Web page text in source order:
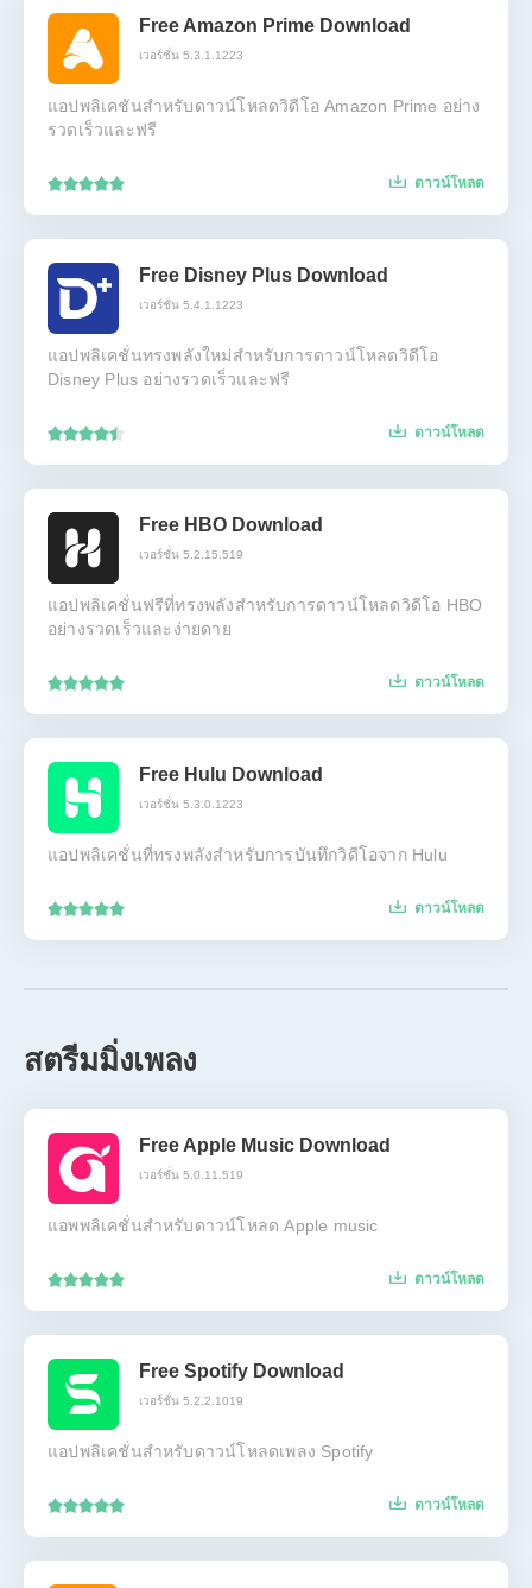
Free Amazon Prime Download
เวอร์ชั่น 5.3.1.1223
แอปพลิเคชันสำหรับดาวน์โหลดวิดีโอ Amazon Prime อย่าง
รวดเร็วและฟรี
ดาวน์โหลด
Free Disney Plus Download
เวอร์ชั่น 5.4.1.1223
แอปพลิเคชั่นทรงพลังใหม่สำหรับการดาวน์โหลดวิดีโอ
Disney Plus อย่างรวดเร็วและฟรี
ดาวน์โหลด
Free HBO Download
เวอร์ชั่น 5.2.15.519
แอปพลิเคชั่นฟรีที่ทรงพลังสำหรับการดาวน์โหลดวิดีโอ HBO
อย่างรวดเร็วและง่ายดาย
ดาวน์โหลด
Free Hulu Download
เวอร์ชั่น 5.3.0.1223
แอปพลิเคชั่นที่ทรงพลังสำหรับการบันทึกวิดีโอจาก Hulu
ดาวน์โหลด
สตรีมมิ่งเพลง
Free Apple Music Download
เวอร์ชั่น 5.0.11.519
แอพพลิเคชั่นสำหรับดาวน์โหลด Apple music
ดาวน์โหลด
Free Spotify Download
เวอร์ชั่น 5.2.2.1019
แอปพลิเคชั่นสำหรับดาวน์โหลดเพลง Spotify
ดาวน์โหลด